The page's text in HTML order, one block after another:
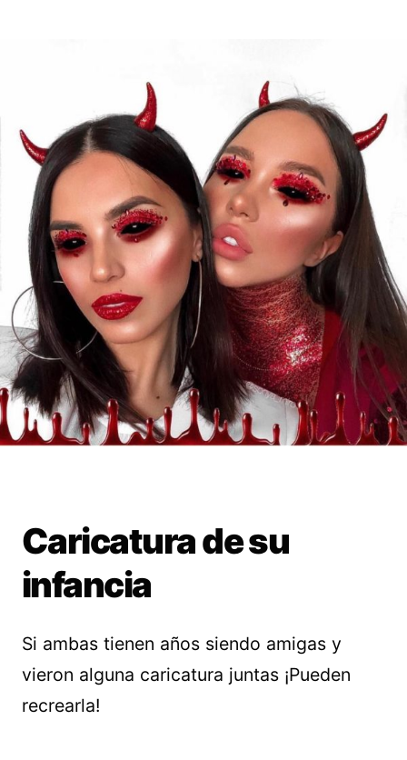
Caricatura de su
infancia
Si ambas tienen años siendo amigas y
vieron alguna caricatura juntas ¡Pueden
recrearla!